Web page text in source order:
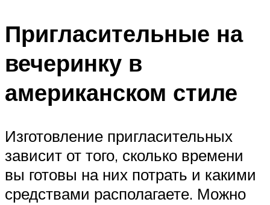
Пригласительные на
вечеринку в
американском стиле
Изготовление пригласительных
зависит от того, сколько времени
вы готовы на них потрать и какими
средствами располагаете. Можно